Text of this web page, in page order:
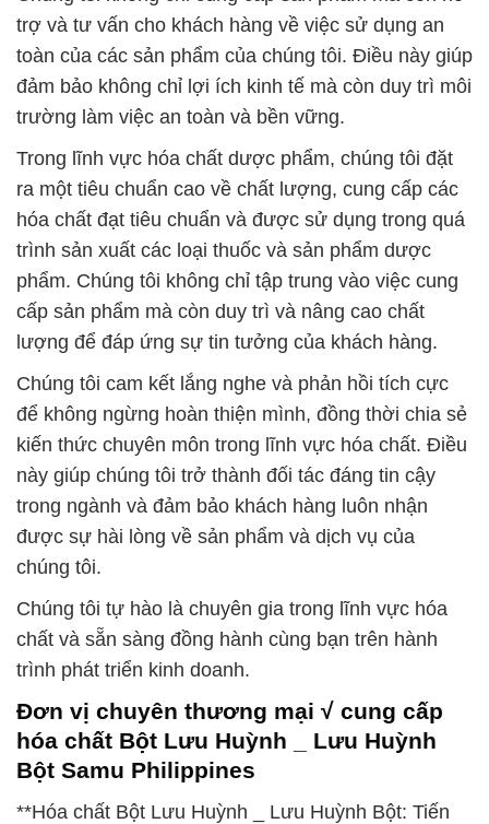
trợ và tư vấn cho khách hàng về việc sử dụng an
toàn của các sản phẩm của chúng tôi. Điều này giúp
đảm bảo không chỉ lợi ích kinh tế mà còn duy trì môi
trường làm việc an toàn và bền vững.
Trong lĩnh vực hóa chất dược phẩm, chúng tôi đặt
ra một tiêu chuẩn cao về chất lượng, cung cấp các
hóa chất đạt tiêu chuẩn và được sử dụng trong quá
trình sản xuất các loại thuốc và sản phẩm dược
phẩm. Chúng tôi không chỉ tập trung vào việc cung
cấp sản phẩm mà còn duy trì và nâng cao chất
lượng để đáp ứng sự tin tưởng của khách hàng.
Chúng tôi cam kết lắng nghe và phản hồi tích cực
để không ngừng hoàn thiện mình, đồng thời chia sẻ
kiến thức chuyên môn trong lĩnh vực hóa chất. Điều
này giúp chúng tôi trở thành đối tác đáng tin cậy
trong ngành và đảm bảo khách hàng luôn nhận
được sự hài lòng về sản phẩm và dịch vụ của
chúng tôi.
Chúng tôi tự hào là chuyên gia trong lĩnh vực hóa
chất và sẵn sàng đồng hành cùng bạn trên hành
trình phát triển kinh doanh.
Đơn vị chuyên thương mại √ cung cấp
hóa chất Bột Lưu Huỳnh _ Lưu Huỳnh
Bột Samu Philippines
**Hóa chất Bột Lưu Huỳnh _ Lưu Huỳnh Bột: Tiến